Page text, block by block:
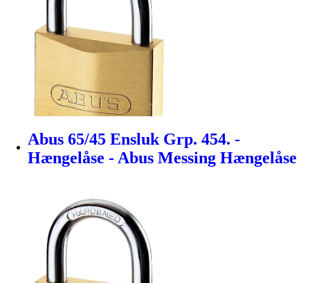
Abus 65/45 Ensluk Grp. 454. -
Hængelåse - Abus Messing Hængelåse